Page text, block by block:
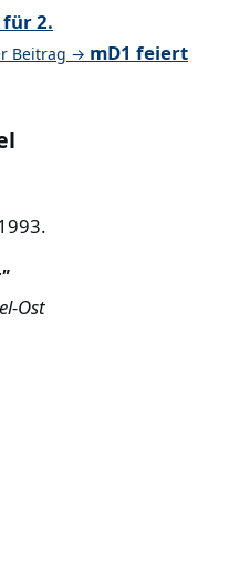
2.
Beitrag → mD1 feiert
Ost